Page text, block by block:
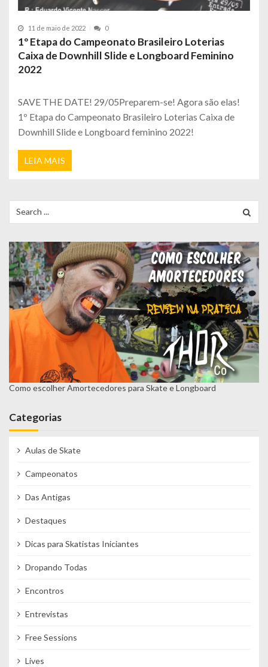
11 de maio de 2022 0
1º Etapa do Campeonato Brasileiro Loterias
Caixa de Downhill Slide e Longboard Feminino
2022
SAVE THE DATE! 29/05Preparem-se! Agora são elas!
1º Etapa do Campeonato Brasileiro Loterias Caixa de
Downhill Slide e Longboard feminino 2022!
LEIA MAIS
for:
Como escolher Amortecedores para Skate e Longboard
Categorias
Aulas de Skate
Campeonatos
Das Antigas
Destaques
Dicas para Skatistas Iniciantes
Dropando Todas
Encontros
Entrevistas
Free Sessions
Lives